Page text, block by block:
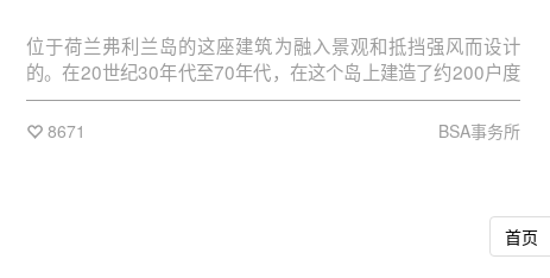
位于荷兰弗利兰岛的这座建筑为融入景观和抵挡强风而设计
的。在20世纪30年代至70年代，在这个岛上建造了约200户度
假别墅——因为严格的建造政策至今仍保持这个数字。这块场
地，及它的建筑，有截然不同的特征。在弗利兰岛上，质朴的
8671 BSA事务所
首页